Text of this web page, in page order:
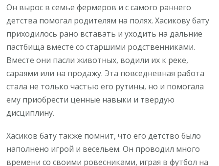
Он вырос в семье фермеров и с самого раннего
детства помогал родителям на полях. Хасикову бату
приходилось рано вставать и уходить на дальние
пастбища вместе со старшими родственниками.
Вместе они пасли животных, водили их к реке,
сараями или на продажу. Эта повседневная работа
стала не только частью его рутины, но и помогала
ему приобрести ценные навыки и твердую
дисциплину.
Хасиков бату также помнит, что его детство было
наполнено игрой и весельем. Он проводил много
времени со своими ровесниками, играя в футбол на